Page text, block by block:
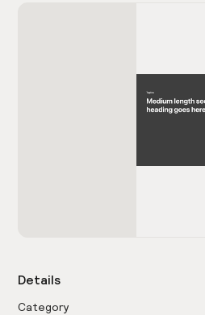
Details
Category